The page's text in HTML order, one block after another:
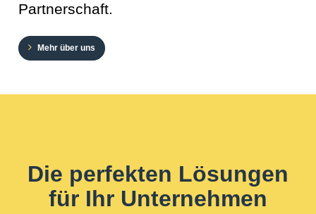
Partnerschaft.
Mehr über uns
Die perfekten Lösungen
für Ihr Unternehmen